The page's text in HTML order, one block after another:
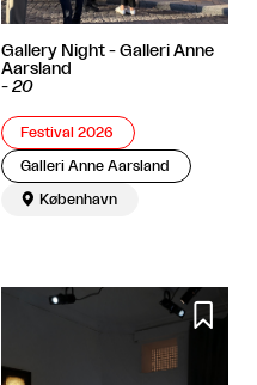
Gallery Night - Galleri Anne
Aarsland
- 20
Festival 2026
Galleri Anne Aarsland
 København
